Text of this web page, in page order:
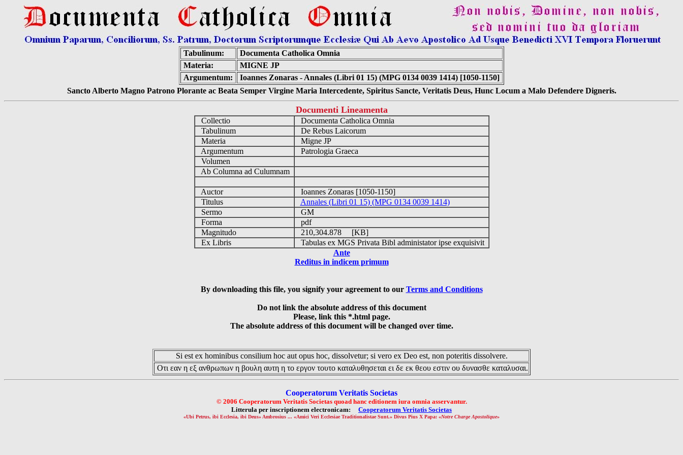
Tabulinum:
Documenta Catholica Omnia
Materia:
MIGNE JP
Argumentum:
Ioannes Zonaras - Annales (Libri 01 15) (MPG 0134 0039 1414) [1050-1150]
Sancto Alberto Magno Patrono Plorante ac Beata Semper Virgine Maria Intercedente, Spiritus Sancte, Veritatis Deus, Hunc Locum a Malo Defendere Digneris.
Documenti Lineamenta
Collectio
Documenta Catholica Omnia
Tabulinum
De Rebus Laicorum
Materia
Migne JP
Argumentum
Patrologia Graeca
Volumen
Ab Columna ad Culumnam
Auctor
Ioannes Zonaras [1050-1150]
Titulus
Annales (Libri 01 15) (MPG 0134 0039 1414)
Sermo
GM
Forma
pdf
Magnitudo
210,304.878 [KB]
Ex Libris
Tabulas ex MGS Privata Bibl administator ipse exquisivit
Ante
Reditus in indicem primum
By downloading this file, you signify your agreement to our Terms and Conditions
Do not link the absolute address of this document
Please, link this *.html page.
The absolute address of this document will be changed over time.
Si est ex hominibus consilium hoc aut opus hoc, dissolvetur; si vero ex Deo est, non poteritis dissolvere.
Οτι εαν η εξ ανθρωπων η βουλη αυτη η το εργον τουτο καταλυθησεται ει δε εκ θεου εστιν ου δυνασθε καταλυσαι.
Cooperatorum Veritatis Societas
© 2006 Cooperatorum Veritatis Societas quoad hanc editionem iura omnia asservantur.
Litterula per inscriptionem electronicam: Cooperatorum Veritatis Societas
«Ubi Petrus, ibi Ecclesia, ibi Deus» Ambrosius ... «Amici Veri Ecclesiae Traditionalistae Sunt.» Divus Pius X Papa: «Notre Charge Apostolique»